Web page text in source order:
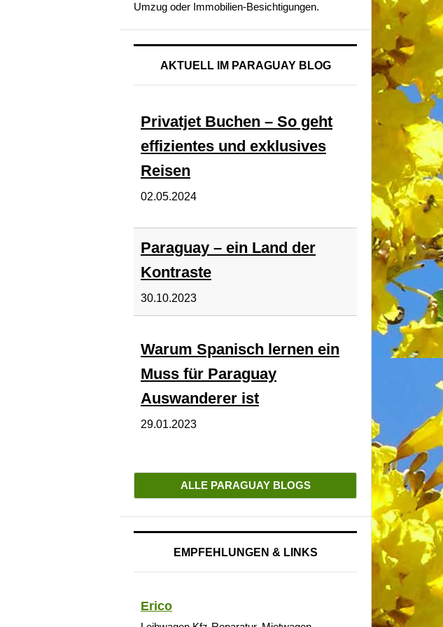
Umzug oder Immobilien-Besichtigungen.
AKTUELL IM PARAGUAY BLOG
Privatjet Buchen – So geht
effizientes und exklusives
Reisen
02.05.2024
Paraguay – ein Land der
Kontraste
30.10.2023
Warum Spanisch lernen ein
Muss für Paraguay
Auswanderer ist
29.01.2023
ALLE PARAGUAY BLOGS
EMPFEHLUNGEN & LINKS
Erico